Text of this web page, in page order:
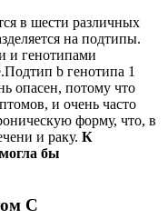
в шести различных
на подтипы.
и генотипами
b генотипа 1
опасен, потому что
и очень часто
форму, что, в
и раку. К
бы
C